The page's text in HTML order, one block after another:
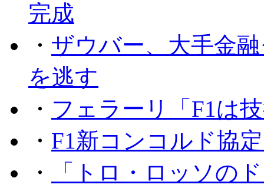
完成
・ ザウバー、大手金
を逃す
・ フェラーリ「F1は
・ F1新コンコルド協
・
「トロ・ロッソの